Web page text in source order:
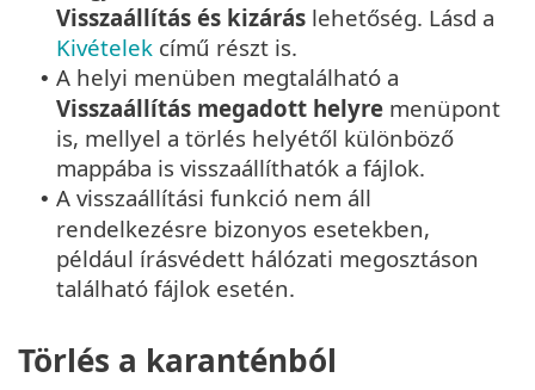
Visszaállítás és kizárás lehetőség. Lásd a
Kivételek című részt is.
• A helyi menüben megtalálható a
Visszaállítás megadott helyre menüpont
is, mellyel a törlés helyétől különböző
mappába is visszaállíthatók a fájlok.
• A visszaállítási funkció nem áll
rendelkezésre bizonyos esetekben,
például írásvédett hálózati megosztáson
található fájlok esetén.
Törlés a karanténból